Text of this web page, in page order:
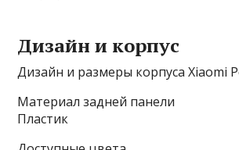
Дизайн и корпус
Дизайн и размеры корпуса Xiaomi
Материал задней панели
Пластик